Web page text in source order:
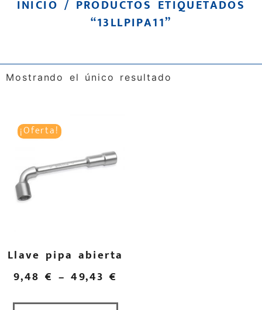
INICIO / PRODUCTOS ETIQUETADOS
“13LLPIPA11”
Mostrando el único resultado
¡Oferta!
Llave pipa abierta
9,48 € –49,43€